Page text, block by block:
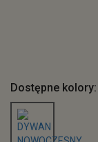
Dostępne kolory: